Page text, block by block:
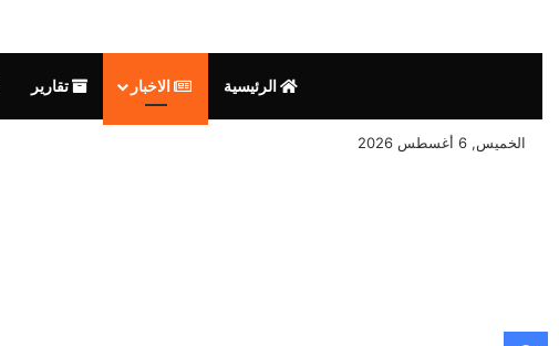
الرئيسية الاخبار تقارير
الخميس, 6 أغسطس 2026
فيسبوك